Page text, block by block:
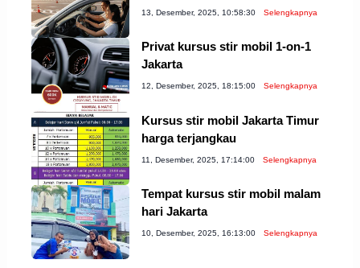
13, Desember, 2025, 10:58:30 Selengkapnya
Privat kursus stir mobil 1-on-1
Jakarta
12, Desember, 2025, 18:15:00 Selengkapnya
Kursus stir mobil Jakarta Timur
harga terjangkau
11, Desember, 2025, 17:14:00 Selengkapnya
Tempat kursus stir mobil malam
hari Jakarta
10, Desember, 2025, 16:13:00 Selengkapnya